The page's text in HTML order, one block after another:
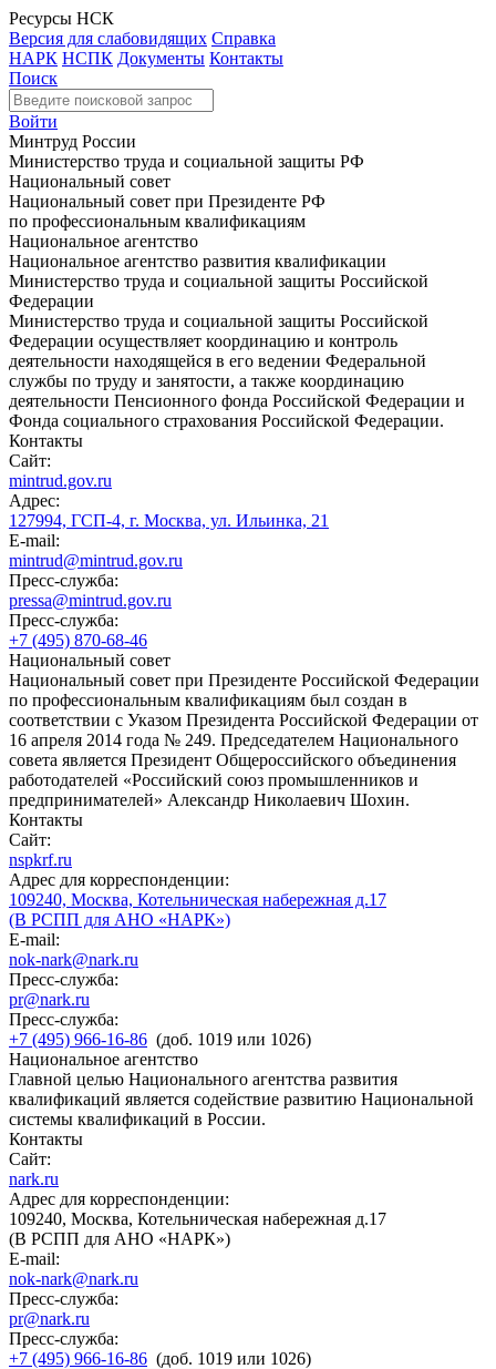
Ресурсы НСК
Версия для слабовидящих Справка
НАРК НСПК Документы Контакты
Поиск
Войти
Минтруд России
Министерство труда и социальной защиты РФ
Национальный совет
Национальный совет при Президенте РФ
по профессиональным квалификациям
Национальное агентство
Национальное агентство развития квалификации
Министерство труда и социальной защиты Российской
Федерации
Министерство труда и социальной защиты Российской
Федерации осуществляет координацию и контроль
деятельности находящейся в его ведении Федеральной
службы по труду и занятости, а также координацию
деятельности Пенсионного фонда Российской Федерации и
Фонда социального страхования Российской Федерации.
Контакты
Сайт:
mintrud.gov.ru
Адрес:
127994, ГСП-4, г. Москва, ул. Ильинка, 21
E-mail:
mintrud@mintrud.gov.ru
Пресс-служба:
pressa@mintrud.gov.ru
Пресс-служба:
+7 (495) 870-68-46
Национальный совет
Национальный совет при Президенте Российской Федерации
по профессиональным квалификациям был создан в
соответствии с Указом Президента Российской Федерации от
16 апреля 2014 года № 249. Председателем Национального
совета является Президент Общероссийского объединения
работодателей «Российский союз промышленников и
предпринимателей» Александр Николаевич Шохин.
Контакты
Сайт:
nspkrf.ru
Адрес для корреспонденции:
109240, Москва, Котельническая набережная д.17
(В РСПП для АНО «НАРК»)
E-mail:
nok-nark@nark.ru
Пресс-служба:
pr@nark.ru
Пресс-служба:
+7 (495) 966-16-86 (доб. 1019 или 1026)
Национальное агентство
Главной целью Национального агентства развития
квалификаций является содействие развитию Национальной
системы квалификаций в России.
Контакты
Сайт:
nark.ru
Адрес для корреспонденции:
109240, Москва, Котельническая набережная д.17
(В РСПП для АНО «НАРК»)
E-mail:
nok-nark@nark.ru
Пресс-служба:
pr@nark.ru
Пресс-служба:
+7 (495) 966-16-86 (доб. 1019 или 1026)